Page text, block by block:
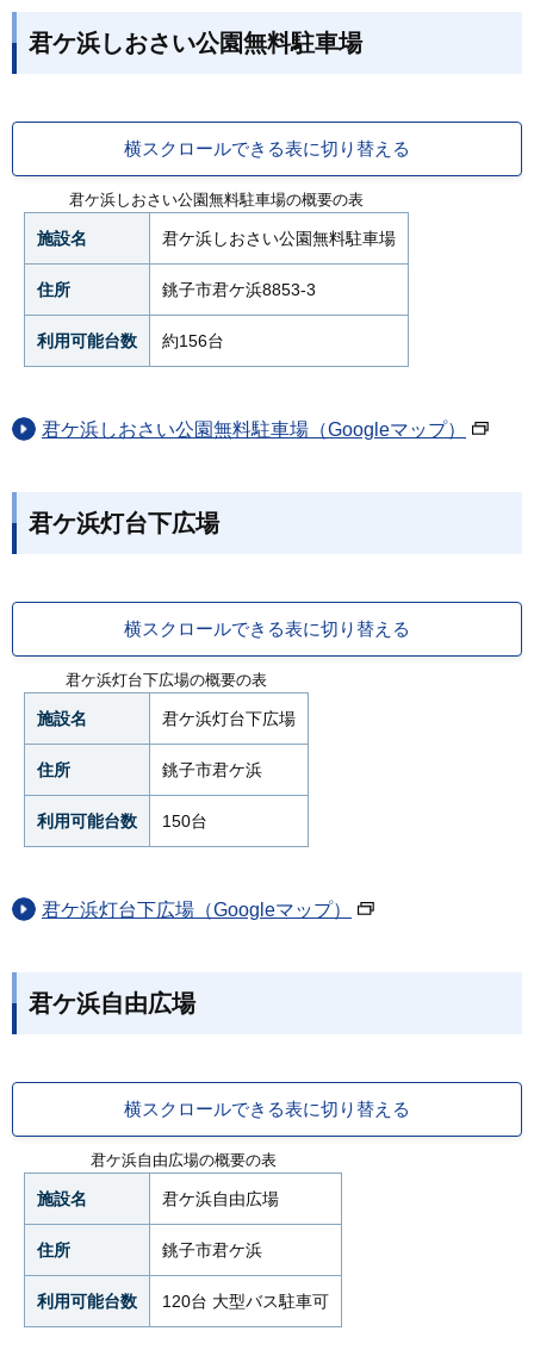
君ケ浜しおさい公園無料駐車場
横スクロールできる表に切り替える
君ケ浜しおさい公園無料駐車場の概要の表
施設名 君ケ浜しおさい公園無料駐車場
住所 銚子市君ケ浜8853-3
利用可能台数 約156台
君ケ浜しおさい公園無料駐車場（Googleマップ）
君ケ浜灯台下広場
横スクロールできる表に切り替える
君ケ浜灯台下広場の概要の表
施設名 君ケ浜灯台下広場
住所 銚子市君ケ浜
利用可能台数 150台
君ケ浜灯台下広場（Googleマップ）
君ケ浜自由広場
横スクロールできる表に切り替える
君ケ浜自由広場の概要の表
施設名 君ケ浜自由広場
住所 銚子市君ケ浜
利用可能台数 120台 大型バス駐車可